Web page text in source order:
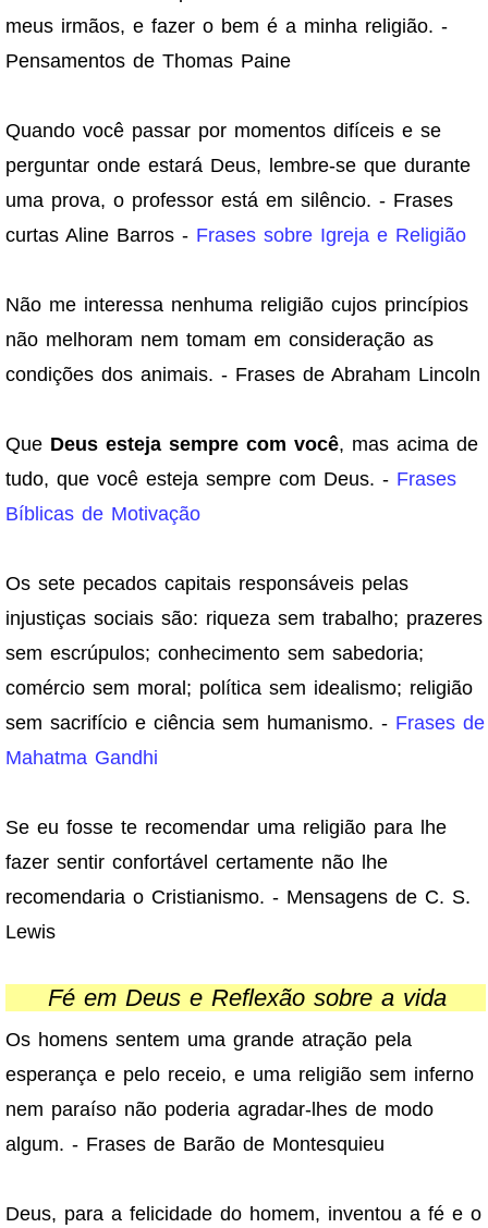
meus irmãos, e fazer o bem é a minha religião. -
Pensamentos de Thomas Paine
Quando você passar por momentos difíceis e se
perguntar onde estará Deus, lembre-se que durante
uma prova, o professor está em silêncio. - Frases
curtas Aline Barros - Frases sobre Igreja e Religião
Não me interessa nenhuma religião cujos princípios
não melhoram nem tomam em consideração as
condições dos animais. - Frases de Abraham Lincoln
Que Deus esteja sempre com você, mas acima de
tudo, que você esteja sempre com Deus. - Frases
Bíblicas de Motivação
Os sete pecados capitais responsáveis pelas
injustiças sociais são: riqueza sem trabalho; prazeres
sem escrúpulos; conhecimento sem sabedoria;
comércio sem moral; política sem idealismo; religião
sem sacrifício e ciência sem humanismo. - Frases de
Mahatma Gandhi
Se eu fosse te recomendar uma religião para lhe
fazer sentir confortável certamente não lhe
recomendaria o Cristianismo. - Mensagens de C. S.
Lewis
Fé em Deus e Reflexão sobre a vida
Os homens sentem uma grande atração pela
esperança e pelo receio, e uma religião sem inferno
nem paraíso não poderia agradar-lhes de modo
algum. - Frases de Barão de Montesquieu
Deus, para a felicidade do homem, inventou a fé e o